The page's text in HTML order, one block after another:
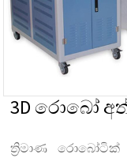
3D රොබෝ
ත්‍රිමාණ